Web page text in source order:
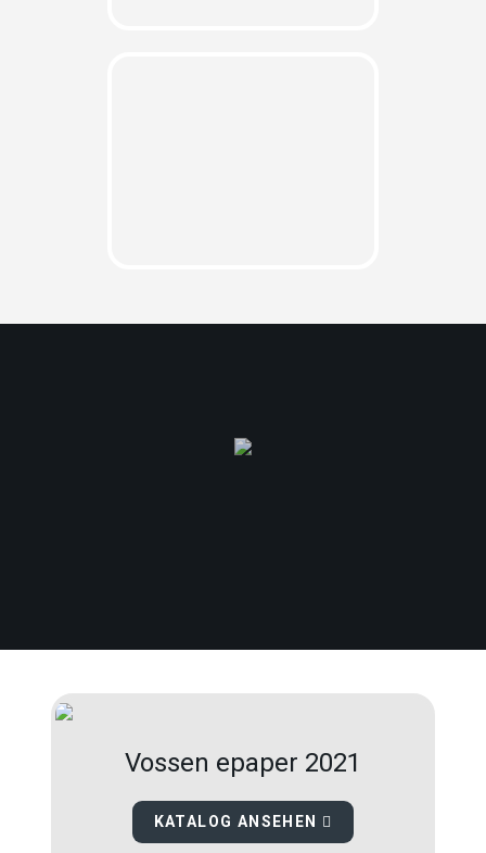
Vossen epaper 2021
KATALOG ANSEHEN